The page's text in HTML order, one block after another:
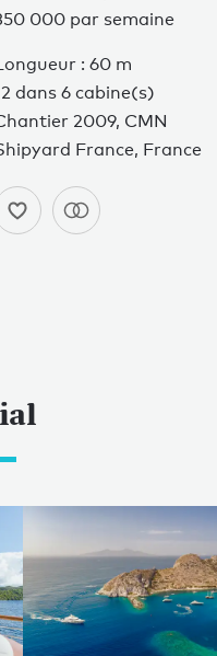
000 par semaine
: 60 m
dans 6 cabine(s)
2009, CMN
France, France